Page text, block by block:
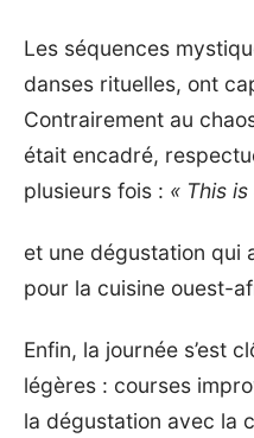
Les séquences
danses rituelles, ont
Contrairement au
était encadré,
plusieurs fois : « This
et une dégustation qui
pour la cuisine ouest-
Enfin, la journée s’est
légères : courses
la dégustation avec la